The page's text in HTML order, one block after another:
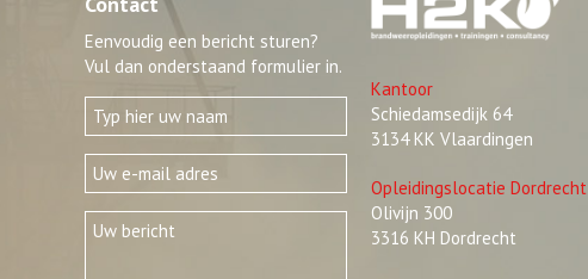
Eenvoudig een bericht sturen?
Vul dan onderstaand formulier in.
Kantoor
Schiedamsedijk 64
3134 KK Vlaardingen
Opleidingslocatie Dordrecht
Olivijn 300
3316 KH Dordrecht